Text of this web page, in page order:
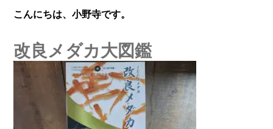
こんにちは、小野寺です。
改良メダカ大図鑑